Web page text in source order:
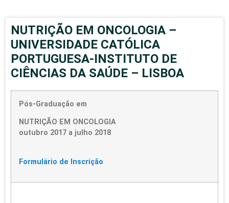
NUTRIÇÃO EM ONCOLOGIA –
UNIVERSIDADE CATÓLICA
PORTUGUESA-INSTITUTO DE
CIÊNCIAS DA SAÚDE – LISBOA
Pós-Graduação em
NUTRIÇÃO EM ONCOLOGIA
outubro 2017 a julho 2018
Formulário de Inscrição